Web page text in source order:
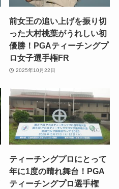
前女王の追い上げを振り切
った大村桃葉がうれしい初
優勝！PGAティーチングプ
ロ女子選手権FR
2025年10月22日
ティーチングプロにとって
年に1度の晴れ舞台！PGA
ティーチングプロ選手権